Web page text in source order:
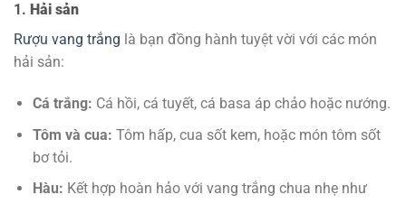
1. Hải sản
Rượu vang trắng là bạn đồng hành tuyệt vời với các món
hải sản:
Cá trắng: Cá hồi, cá tuyết, cá basa áp chảo hoặc nướng.
Tôm và cua: Tôm hấp, cua sốt kem, hoặc món tôm sốt
bơ tỏi.
Hàu: Kết hợp hoàn hảo với vang trắng chua nhẹ như